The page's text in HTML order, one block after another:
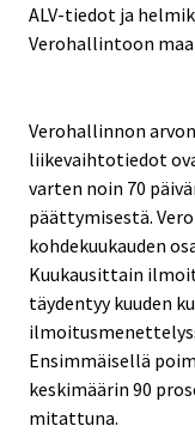
ALV-tiedot ja
Verohallintoon
Verohallinnon
liikevaihtotiedot
varten noin 70
päättymisestä.
kohdekuukauden
Kuukausittain
täydentyy kuuden
Ensimmäisellä
keskimäärin 90
mitattuna.